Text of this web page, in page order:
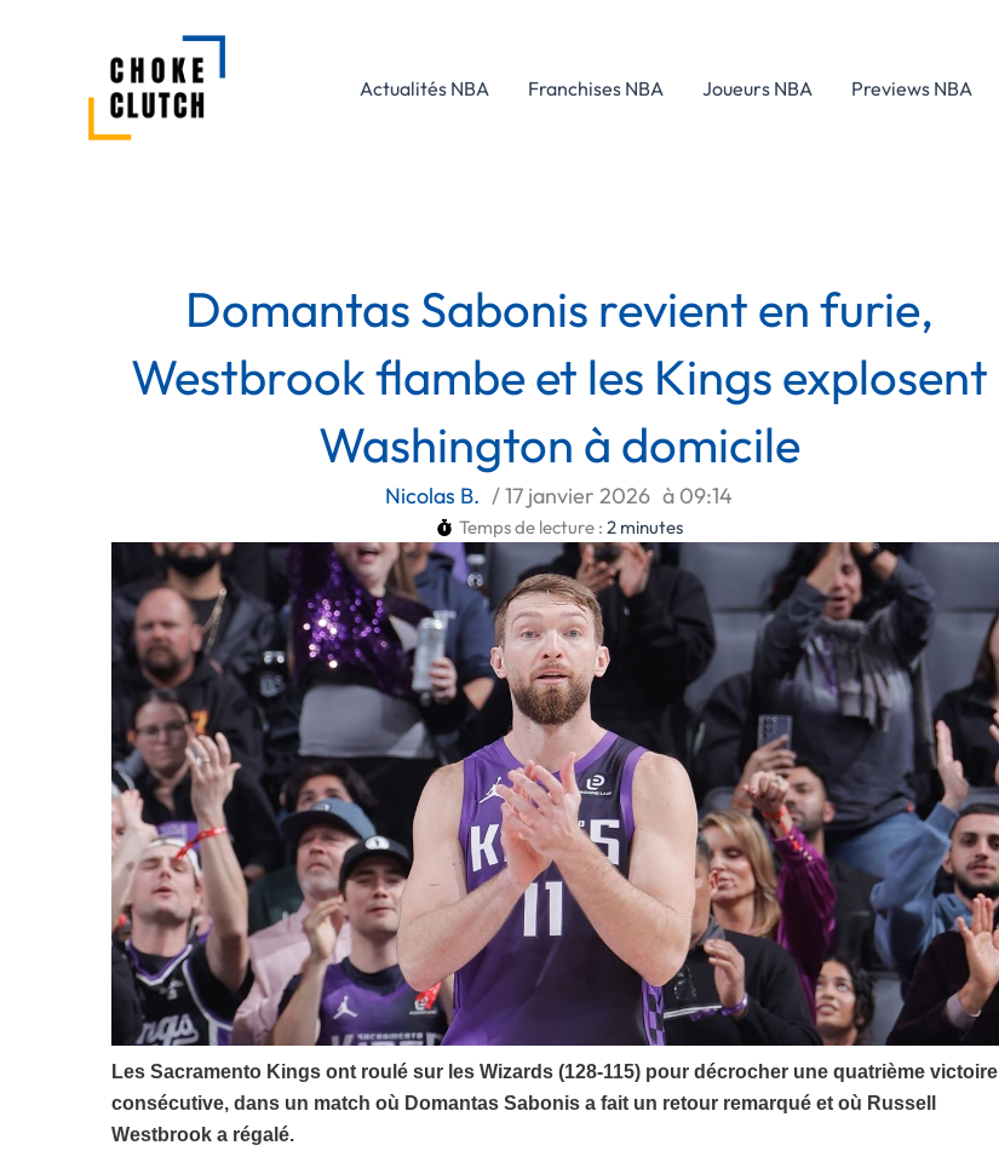
Actualités NBA Franchises NBA Joueurs NBA Previews NBA
Domantas Sabonis revient en furie,
Westbrook flambe et les Kings explosent
Washington à domicile
Nicolas B. /17 janvier 2026 à 09:14
Temps de lecture : 2minutes
Les Sacramento Kings ont roulé sur les Wizards (128-115) pour décrocher une quatrième victoire
consécutive, dans un match où Domantas Sabonis a fait un retour remarqué et où Russell
Westbrook a régalé.